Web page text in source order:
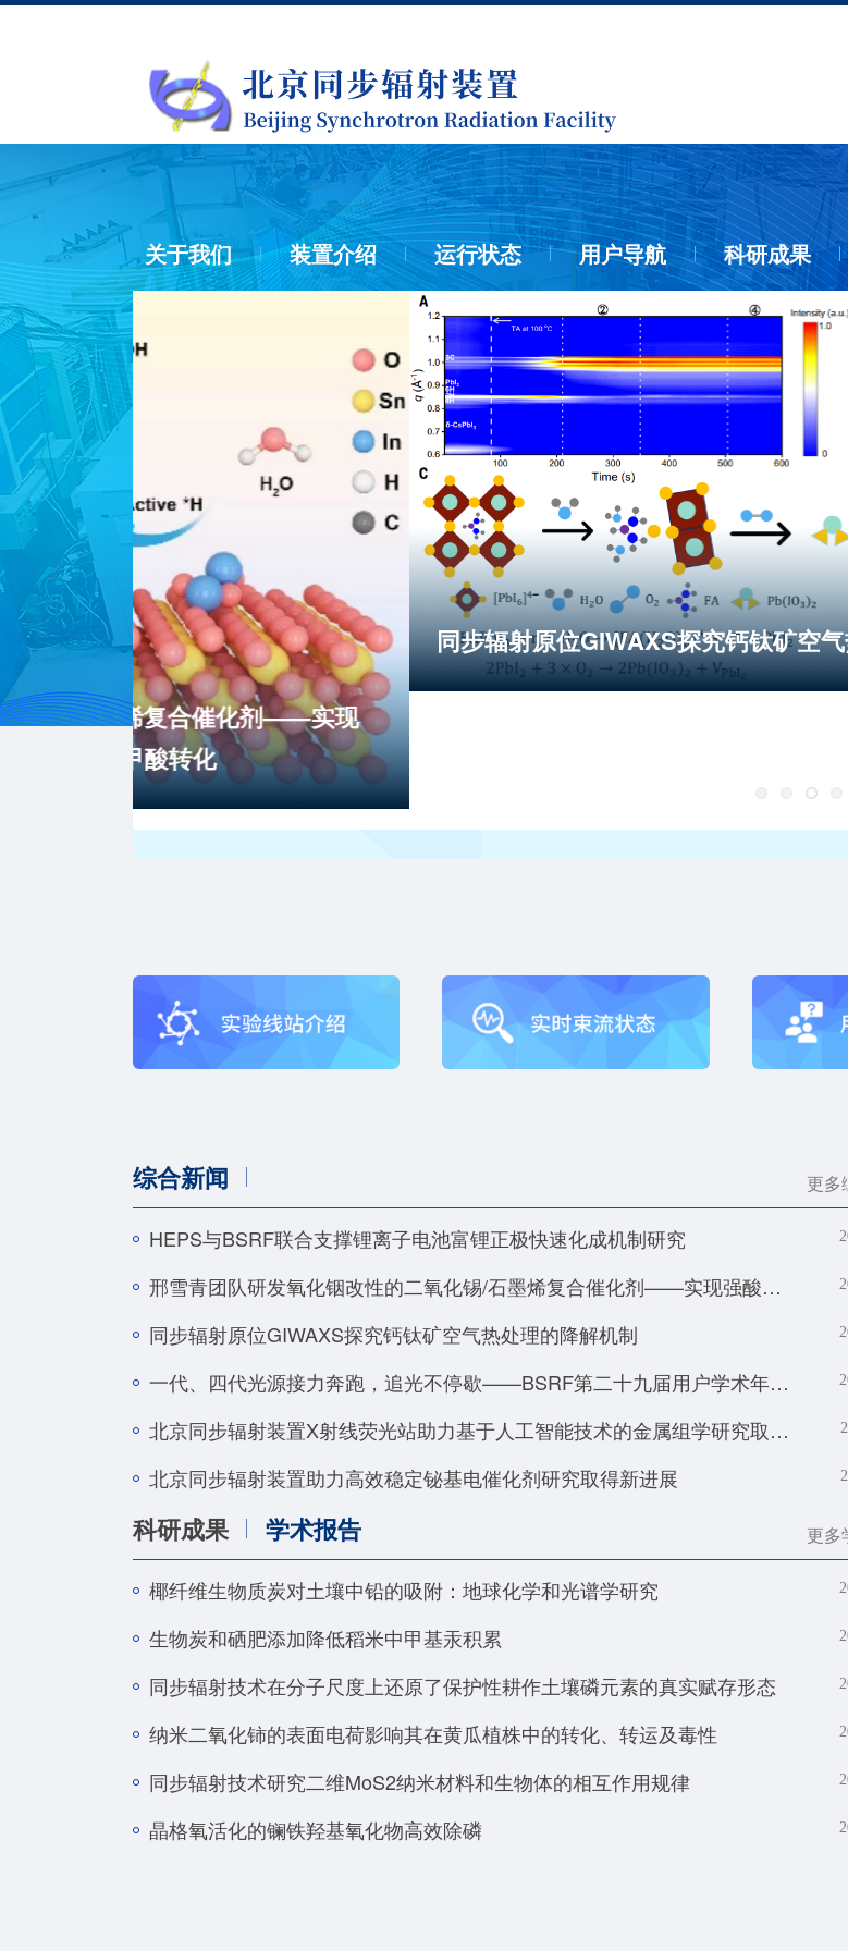
关于我们 装置介绍 运行状态 用户导航 科研成果
实现
同步辐射原位GIWAXS探究钙钛矿空气热处理的降解机制
综合新闻 更多
HEPS与BSRF联合支撑锂离子电池富锂正极快速化成机制研究
邢雪青团队研发氧化铟改性的二氧化锡/石墨烯复合催化剂——实现强酸体系下工业级电流密度的高效二氧化碳-甲酸转化
同步辐射原位GIWAXS探究钙钛矿空气热处理的降解机制
一代、四代光源接力奔跑，追光不停歇——BSRF第二十九届用户学术年会暨HEPS用户研讨会顺利召开
北京同步辐射装置X射线荧光站助力基于人工智能技术的金属组学研究取得系列进展
北京同步辐射装置助力高效稳定铋基电催化剂研究取得新进展
科研成果 学术报告 更多
椰纤维生物质炭对土壤中铅的吸附：地球化学和光谱学研究
生物炭和硒肥添加降低稻米中甲基汞积累
同步辐射技术在分子尺度上还原了保护性耕作土壤磷元素的真实赋存形态
纳米二氧化铈的表面电荷影响其在黄瓜植株中的转化、转运及毒性
同步辐射技术研究二维MoS2纳米材料和生物体的相互作用规律
晶格氧活化的镧铁羟基氧化物高效除磷